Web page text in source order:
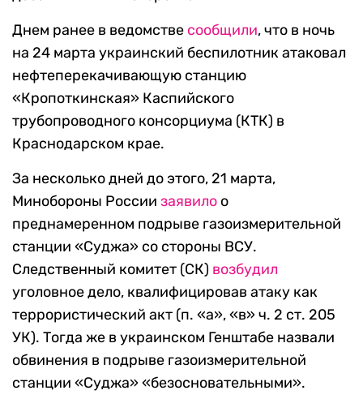
Днем ранее в ведомстве сообщили, что в ночь
на 24 марта украинский беспилотник атаковал
нефтеперекачивающую станцию
«Кропоткинская» Каспийского
трубопроводного консорциума (КТК) в
Краснодарском крае.
За несколько дней до этого, 21 марта,
Минобороны России заявило о
преднамеренном подрыве газоизмерительной
станции «Суджа» со стороны ВСУ.
Следственный комитет (СК) возбудил
уголовное дело, квалифицировав атаку как
террористический акт (п. «а», «в» ч. 2 ст. 205
УК). Тогда же в украинском Генштабе назвали
обвинения в подрыве газоизмерительной
станции «Суджа» «безосновательными».